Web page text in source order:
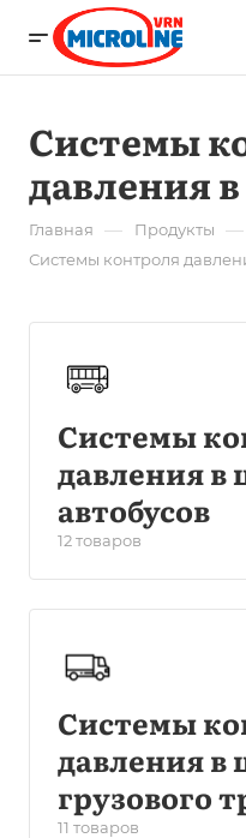
Системы
давления
Главная — Продукты —
Системы контроля
Системы
давления в
автобусов
12 товаров
Системы
давления в
грузового
11 товаров